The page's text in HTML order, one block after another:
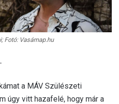
Fotó: Vasárnap.hu
a MÁV Szülészeti
úgy vitt hazafelé, hogy már a